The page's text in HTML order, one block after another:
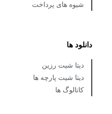
شیوه های پرداخت
دانلود ها
دیتا شیت رزین
دیتا شیت پارچه ها
کاتالوگ ها